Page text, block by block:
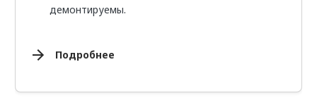
демонтируемы.
Подробнее